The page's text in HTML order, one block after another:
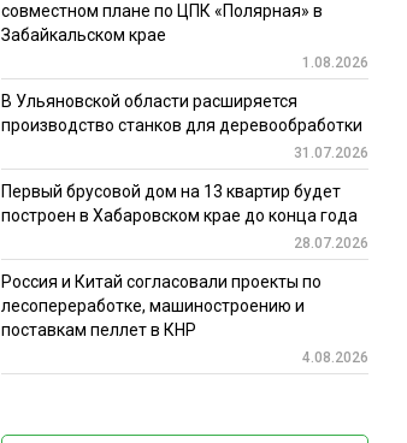
совместном плане по ЦПК «Полярная» в
Забайкальском крае
1.08.2026
В Ульяновской области расширяется
производство станков для деревообработки
31.07.2026
Первый брусовой дом на 13 квартир будет
построен в Хабаровском крае до конца года
28.07.2026
Россия и Китай согласовали проекты по
лесопереработке, машиностроению и
поставкам пеллет в КНР
4.08.2026